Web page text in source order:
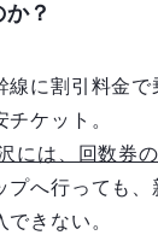
？
線に割引料金
ケット。
には、回数券
プへ行っても、
できない。